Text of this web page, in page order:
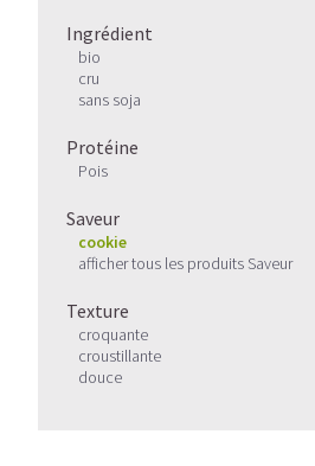
Ingrédient
bio
cru
sans soja
Protéine
Pois
Saveur
cookie
afficher tous les produits Saveur
Texture
croquante
croustillante
douce